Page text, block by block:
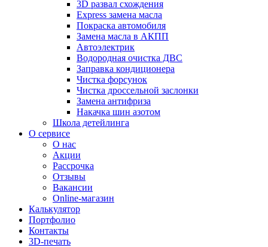
3D развал схождения
Express замена масла
Покраска автомобиля
Замена масла в АКПП
Автоэлектрик
Водородная очистка ДВС
Заправка кондиционера
Чистка форсунок
Чистка дроссельной заслонки
Замена антифриза
Накачка шин азотом
Школа детейлинга
О сервисе
О нас
Акции
Рассрочка
Отзывы
Вакансии
Online-магазин
Калькулятор
Портфолио
Контакты
3D-печать